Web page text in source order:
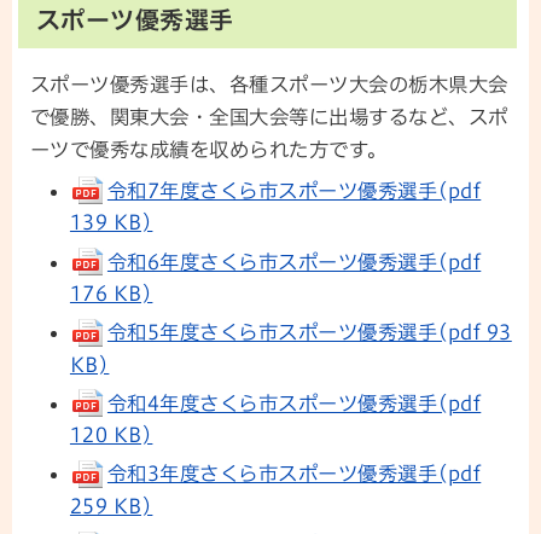
スポーツ優秀選手
スポーツ優秀選手は、各種スポーツ大会の栃木県大会
で優勝、関東大会・全国大会等に出場するなど、スポ
ーツで優秀な成績を収められた方です。
令和7年度さくら市スポーツ優秀選手(pdf
139 KB)
令和6年度さくら市スポーツ優秀選手(pdf
176 KB)
令和5年度さくら市スポーツ優秀選手(pdf 93
KB)
令和4年度さくら市スポーツ優秀選手(pdf
120 KB)
令和3年度さくら市スポーツ優秀選手(pdf
259 KB)